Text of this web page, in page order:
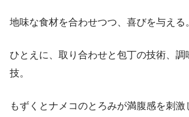
地味な食材を合わせつつ、喜びを与える
ひとえに、取り合わせと包丁の技術、調
技。
もずくとナメコのとろみが満腹感を刺激